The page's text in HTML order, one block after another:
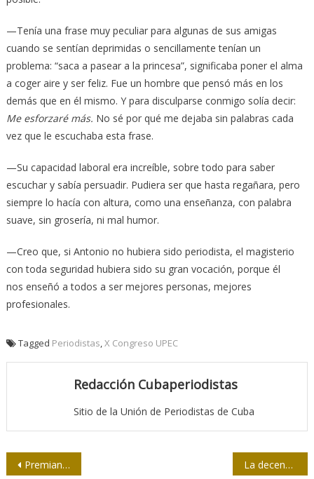
—Tenía una frase muy peculiar para algunas de sus amigas
cuando se sentían deprimidas o sencillamente tenían un
problema: “saca a pasear a la princesa”, significaba poner el alma
a coger aire y ser feliz. Fue un hombre que pensó más en los
demás que en él mismo. Y para disculparse conmigo solía decir:
Me esforzaré más. No sé por qué me dejaba sin palabras cada
vez que le escuchaba esta frase.
—Su capacidad laboral era increíble, sobre todo para saber
escuchar y sabía persuadir. Pudiera ser que hasta regañara, pero
siempre lo hacía con altura, como una enseñanza, con palabra
suave, sin grosería, ni mal humor.
—Creo que, si Antonio no hubiera sido periodista, el magisterio
con toda seguridad hubiera sido su gran vocación, porque él
nos enseñó a todos a ser mejores personas, mejores
profesionales.
Tagged Periodistas,X Congreso UPEC
Redacción Cubaperiodistas
Sitio de la Unión de Periodistas de Cuba
Navegación
Premian a ganadores del concurso provincial de periodismo de Guantánamo La decencia